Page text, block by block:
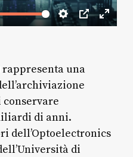
rappresenta una
di anni.
dell’Optoelectronics
di